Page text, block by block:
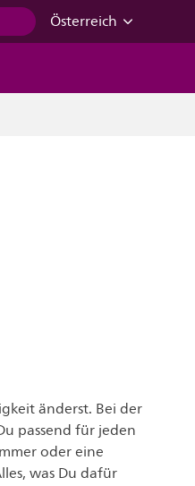
Österreich
änderst. Bei der
passend für jeden
oder eine
was Du dafür